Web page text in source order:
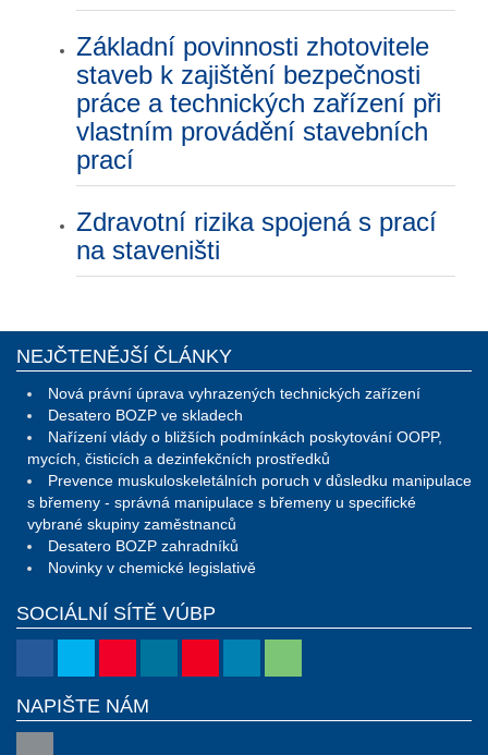
Základní povinnosti zhotovitele
staveb k zajištění bezpečnosti
práce a technických zařízení při
vlastním provádění stavebních
prací
Zdravotní rizika spojená s prací
na staveništi
NEJČTENĚJŠÍ ČLÁNKY
Nová právní úprava vyhrazených technických zařízení
Desatero BOZP ve skladech
Nařízení vlády o bližších podmínkách poskytování OOPP,
mycích, čisticích a dezinfekčních prostředků
Prevence muskuloskeletálních poruch v důsledku manipulace
s břemeny - správná manipulace s břemeny u specifické
vybrané skupiny zaměstnanců
Desatero BOZP zahradníků
Novinky v chemické legislativě
SOCIÁLNÍ SÍTĚ VÚBP
NAPIŠTE NÁM